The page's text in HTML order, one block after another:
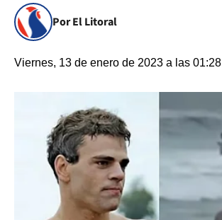
Por El Litoral
Viernes, 13 de enero de 2023 a las 01:28